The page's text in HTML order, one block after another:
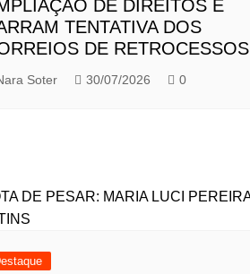
DE DIREITOS E
TENTATIVA DOS
DE RETROCESSOS
Soter 30/07/2026 0